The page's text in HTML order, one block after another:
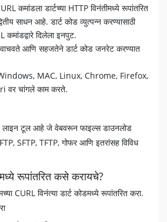
कमांडला डार्टच्या HTTP विनंतीमध्ये रूपांतरित
साधन आहे. डार्ट कोड व्युत्पन्न करण्यासाठी
कमांडद्वारे दिलेला इनपुट.
आणि सहजतेने डार्ट कोड जनरेट करण्यात
MAC, Linux, Chrome, Firefox,
वर चांगले काम करते.
लाइन टूल आहे जे वेबवरून फाइल्स डाउनलोड
SFTP, TFTP, गोफर आणि इतरांसह विविध
रूपांतरित कसे करायचे?
CURL विनंत्या डार्ट कोडमध्ये रूपांतरित करा.